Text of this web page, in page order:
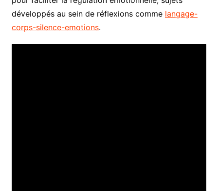
développés au sein de réflexions comme langage-
corps-silence-emotions.